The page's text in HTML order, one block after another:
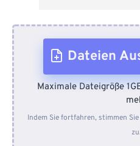
Dateien
Vom Gerät
Von Dropbox
Maximale Dateigröße
Indem Sie fortfahren, stimmen
zu.